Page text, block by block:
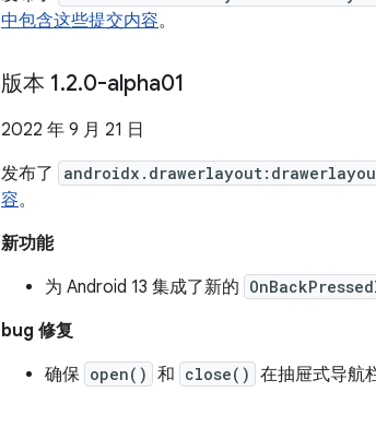
中包含这些提交内容。
版本 1.2.0-alpha01
2022 年 9 月 21 日
发布了
容。
新功能
为 Android 13 集成了新的
bug 修复
确保 open() 和 close() 在抽屉式导航